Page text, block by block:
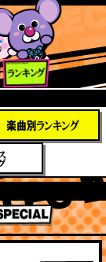
ング
SPECIAL